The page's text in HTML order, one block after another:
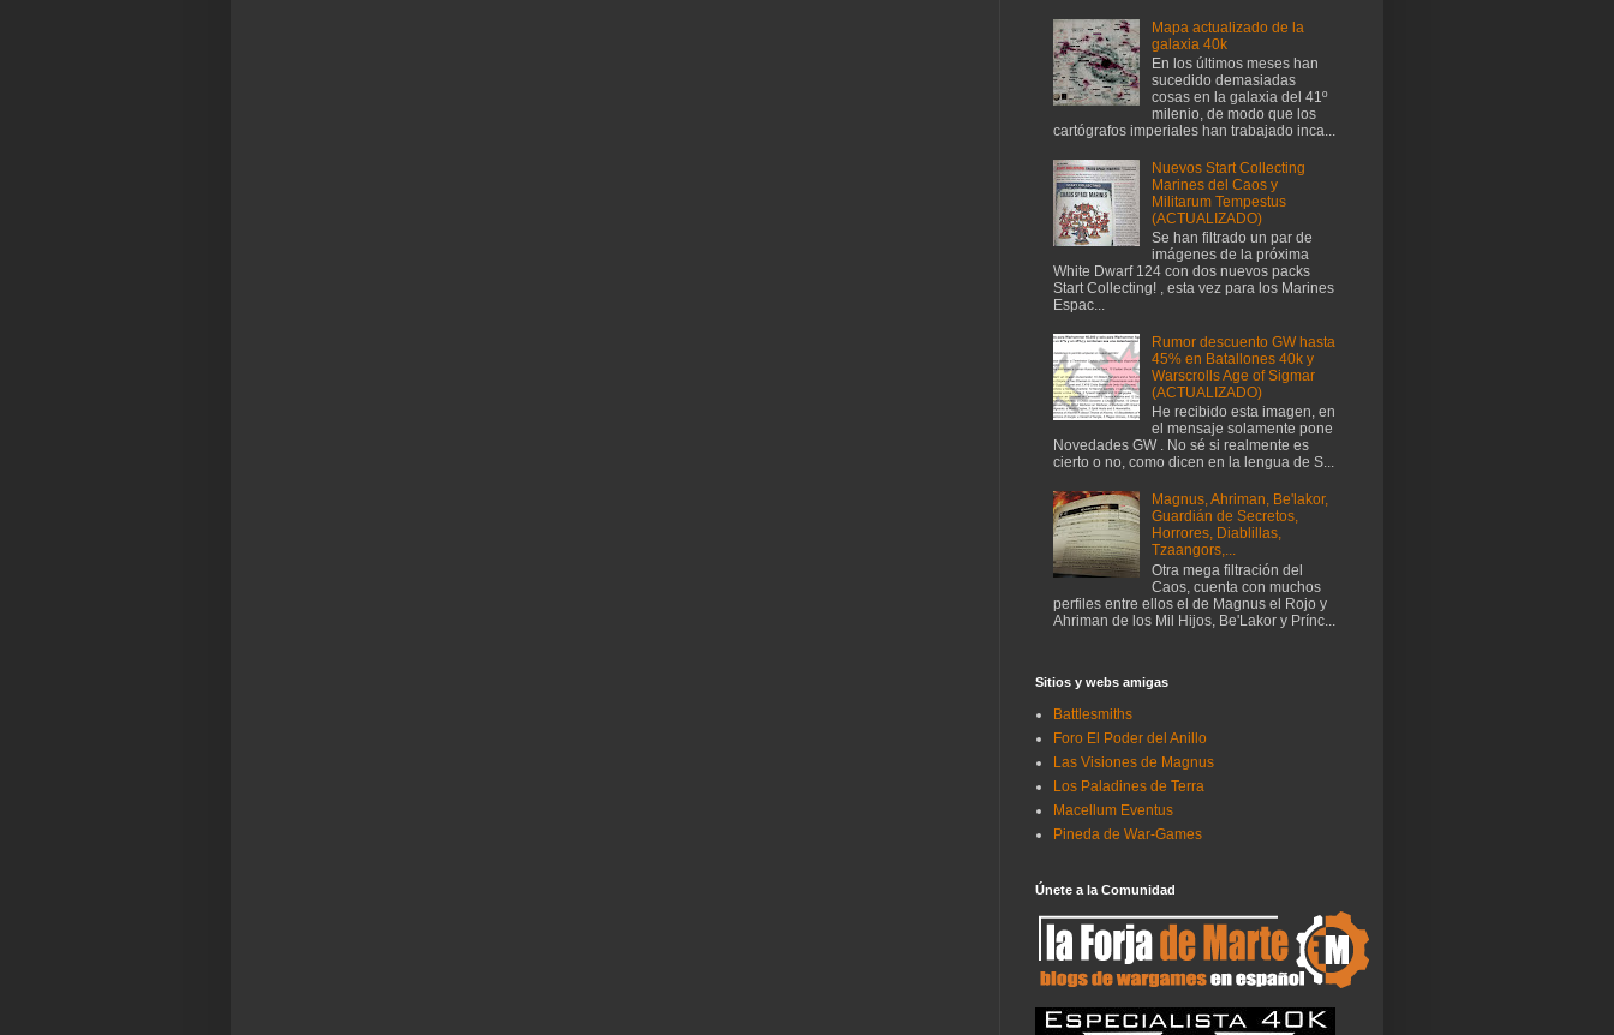
Mapa actualizado de la
galaxia 40k
En los últimos meses han
sucedido demasiadas
cosas en la galaxia del 41º
milenio, de modo que los
cartógrafos imperiales han trabajado inca...
Nuevos Start Collecting
Marines del Caos y
Militarum Tempestus
(ACTUALIZADO)
Se han filtrado un par de
imágenes de la próxima
White Dwarf 124 con dos nuevos packs
Start Collecting! , esta vez para los Marines
Espac...
Rumor descuento GW hasta
45% en Batallones 40k y
Warscrolls Age of Sigmar
(ACTUALIZADO)
He recibido esta imagen, en
el mensaje solamente pone
Novedades GW . No sé si realmente es
cierto o no, como dicen en la lengua de S...
Magnus, Ahriman, Be'lakor,
Guardián de Secretos,
Horrores, Diablillas,
Tzaangors,...
Otra mega filtración del
Caos, cuenta con muchos
perfiles entre ellos el de Magnus el Rojo y
Ahriman de los Mil Hijos, Be'Lakor y Prínc...
Sitios y webs amigas
Battlesmiths
Foro El Poder del Anillo
Las Visiones de Magnus
Los Paladines de Terra
Macellum Eventus
Pineda de War-Games
Únete a la Comunidad